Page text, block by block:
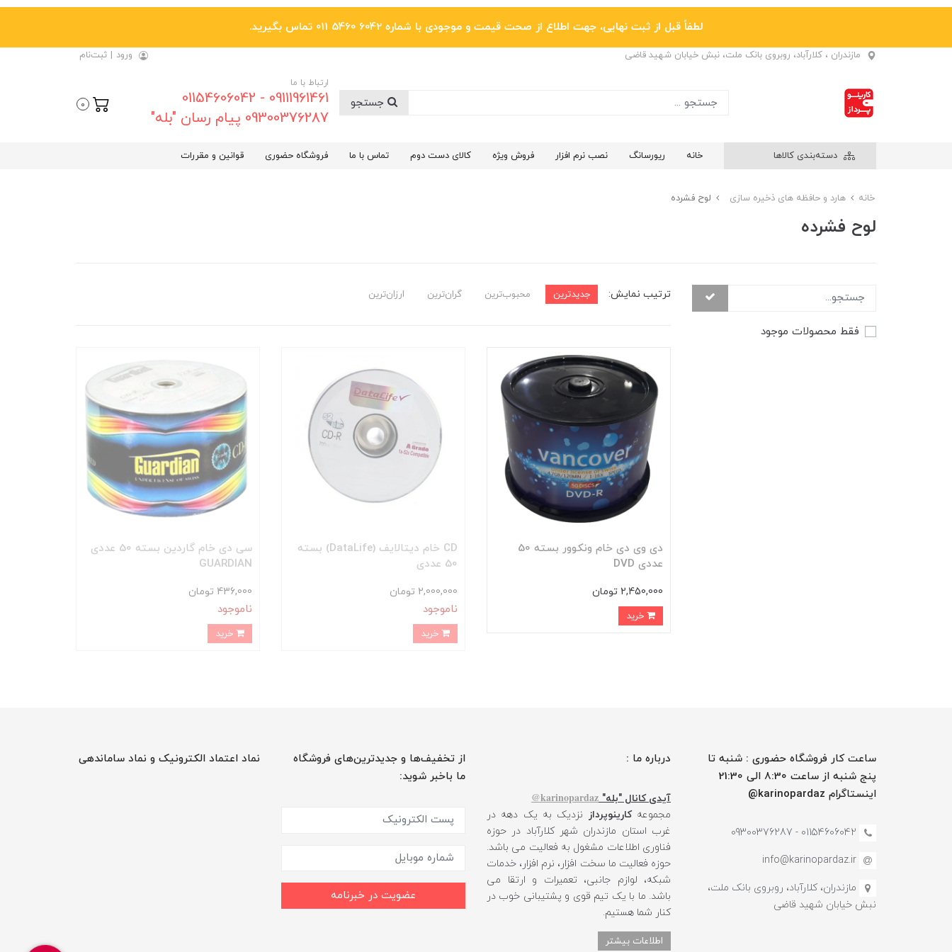
لطفاً قبل از ثبت نهایی، جهت اطلاع از صحت قیمت و موجودی با شماره 6042 5460 011 تماس بگیرید.
مازندران ، کلارآباد، روبروی بانک ملت، نبش خیابان شهید قاضی ورود | ثبت‌نام
ارتباط با ما
09111961461 - 01154606042
09300376287 پیام رسان "بله"
0
دسته‌بندی کالاها خانه ریورسانگ نصب نرم افزار فروش ویژه کالای دست دوم تماس با ما فروشگاه حضوری قوانین و مقررات
خانه هارد و حافظه های ذخیره سازی لوح فشرده
لوح فشرده
فقط محصولات موجود
ترتیب نمایش: جدیدترین محبوب‌ترین گران‌ترین ارزان‌ترین
دی وی دی خام ونکوور بسته 50
عددی DVD
2,450,000 تومان
CD خام دیتالایف (DataLife) بسته
50 عددی
2,000,000 تومان
ناموجود
خرید
سی دی خام گاردین بسته 50 عددی
GUARDIAN
436,000 تومان
ناموجود
خرید
ساعت کار فروشگاه حضوری : شنبه تا
پنج شنبه از ساعت 8:30 الی 21:30
اینستاگرام karinopardaz@
01154606042 - 09300376287
info@karinopardaz.ir
مازندران، کلارآباد، روبروی بانک ملت،
نبش خیابان شهید قاضی
درباره ما :
آیدی کانال "بله" karinopardaz@
مجموعهکارینوپرداز نزدیک به یک دهه در
غرب استان مازندران شهر کلارآباد در حوزه
فناوری اطلاعات مشغول به فعالیت می باشد.
حوزه فعالیت ما سخت افزار، نرم افزار، خدمات
شبکه، لوازم جانبی، تعمیرات و ارتقا می
باشد. ما با یک تیم قوی و پشتیبانی خوب در
کنار شما هستیم.
اطلاعات بیشتر
از تخفیف‌ها و جدیدترین‌های فروشگاه
ما باخبر شوید:
عضویت در خبرنامه
نماد اعتماد الکترونیک و نماد ساماندهی